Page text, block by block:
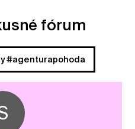
fórum
#agenturapohoda